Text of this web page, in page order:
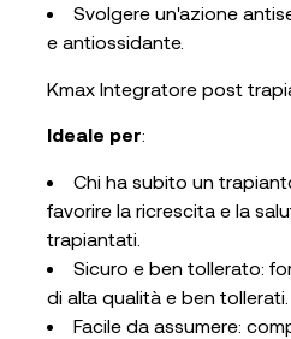
Svolgere un'azione
e antiossidante.
Kmax Integratore post
Ideale per:
Chi ha subito un
favorire la ricrescita e la
trapiantati.
Sicuro e ben tollerato:
di alta qualità e ben tollerati.
Facile da assumere: